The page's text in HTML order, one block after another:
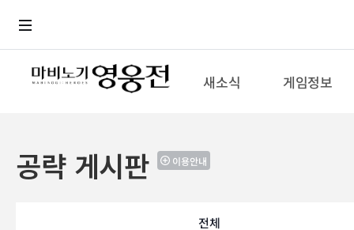
새소식 게임정보
공략 게시판 이용안내
전체